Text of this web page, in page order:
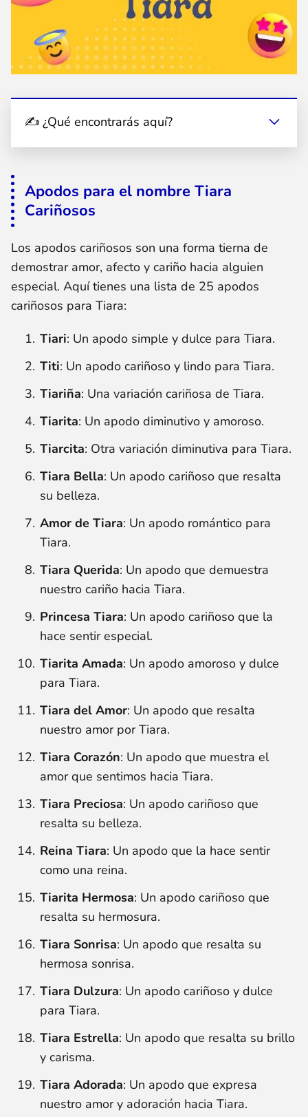
✍ ¿Qué encontrarás aquí?
Apodos para el nombre Tiara
Cariñosos
Los apodos cariñosos son una forma tierna de
demostrar amor, afecto y cariño hacia alguien
especial. Aquí tienes una lista de 25 apodos
cariñosos para Tiara:
Tiari: Un apodo simple y dulce para Tiara.
Titi: Un apodo cariñoso y lindo para Tiara.
Tiariña: Una variación cariñosa de Tiara.
Tiarita: Un apodo diminutivo y amoroso.
Tiarcita: Otra variación diminutiva para Tiara.
Tiara Bella: Un apodo cariñoso que resalta
su belleza.
Amor de Tiara: Un apodo romántico para
Tiara.
Tiara Querida: Un apodo que demuestra
nuestro cariño hacia Tiara.
Princesa Tiara: Un apodo cariñoso que la
hace sentir especial.
Tiarita Amada: Un apodo amoroso y dulce
para Tiara.
Tiara del Amor: Un apodo que resalta
nuestro amor por Tiara.
Tiara Corazón: Un apodo que muestra el
amor que sentimos hacia Tiara.
Tiara Preciosa: Un apodo cariñoso que
resalta su belleza.
Reina Tiara: Un apodo que la hace sentir
como una reina.
Tiarita Hermosa: Un apodo cariñoso que
resalta su hermosura.
Tiara Sonrisa: Un apodo que resalta su
hermosa sonrisa.
Tiara Dulzura: Un apodo cariñoso y dulce
para Tiara.
Tiara Estrella: Un apodo que resalta su brillo
y carisma.
Tiara Adorada: Un apodo que expresa
nuestro amor y adoración hacia Tiara.